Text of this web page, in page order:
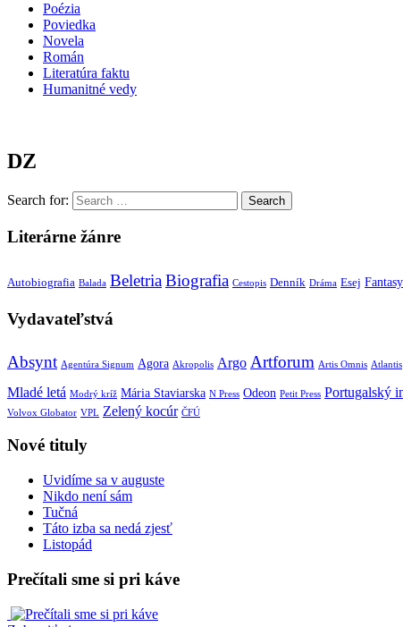
Poézia
Poviedka
Novela
Román
Literatúra faktu
Humanitné vedy
DZ
Search for:
Literárne žánre
Autobiografia Balada BeletriaBiografia Cestopis Denník Dráma Esej Fantasy
Vydavateľstvá
Absynt Agentúra Signum Agora Akropolis Argo Artforum Artis Omnis Atlantis
Mladé letá Modrý kríž Mária Staviarska N Press Odeon Petit Press Portugalský
Volvox Globator VPL Zelený kocúr ČFÚ
Nové tituly
Uvidíme sa v auguste
Nikdo není sám
Tučná
Táto izba sa nedá zjesť
Listopád
Prečítali sme si pri káve